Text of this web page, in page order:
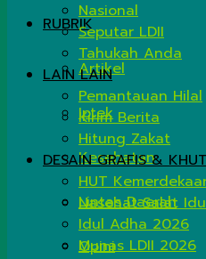
RUBRIK
Artikel
Iptek
Kesehatan
Lintas Daerah
Opini
Nasional
Seputar LDII
Tahukah Anda
LAIN LAIN
Pemantauan Hilal
Kirim Berita
Hitung Zakat
DESAIN GRAFIS &
HUT
Nasehat Salat
Idul Adha 2026
Munas LDII 2026